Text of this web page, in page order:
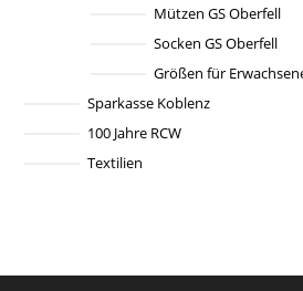
Mützen GS Oberfell
Socken GS Oberfell
Größen für
Sparkasse Koblenz
100 Jahre RCW
Textilien